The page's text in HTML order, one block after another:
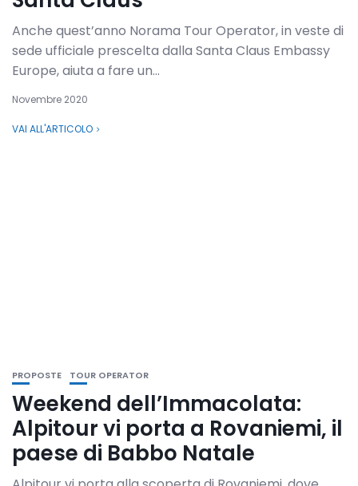
Anche quest’anno Norama Tour Operator, in veste di
sede ufficiale prescelta dalla Santa Claus Embassy
Europe, aiuta a fare un...
Novembre 2020
VAI ALL'ARTICOLO
PROPOSTE TOUR OPERATOR
Weekend dell’Immacolata:
Alpitour vi porta a Rovaniemi, il
paese di Babbo Natale